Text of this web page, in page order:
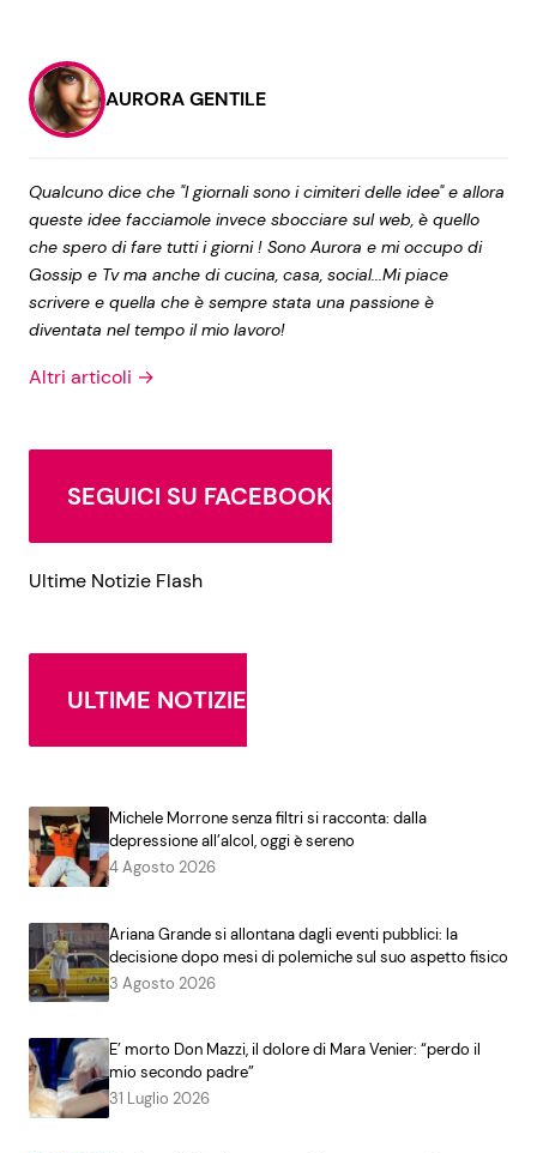
AURORA GENTILE
Qualcuno dice che "I giornali sono i cimiteri delle idee" e allora
queste idee facciamole invece sbocciare sul web, è quello
che spero di fare tutti i giorni ! Sono Aurora e mi occupo di
Gossip e Tv ma anche di cucina, casa, social...Mi piace
scrivere e quella che è sempre stata una passione è
diventata nel tempo il mio lavoro!
Altri articoli →
SEGUICI SU FACEBOOK
Ultime Notizie Flash
ULTIME NOTIZIE
Michele Morrone senza filtri si racconta: dalla
depressione all’alcol, oggi è sereno
4 Agosto 2026
Ariana Grande si allontana dagli eventi pubblici: la
decisione dopo mesi di polemiche sul suo aspetto fisico
3 Agosto 2026
E’ morto Don Mazzi, il dolore di Mara Venier: “perdo il
mio secondo padre”
31 Luglio 2026